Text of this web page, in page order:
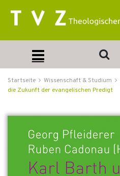
Startseite Wissenschaft & Studium
die Zukunft der evangelischen Predigt